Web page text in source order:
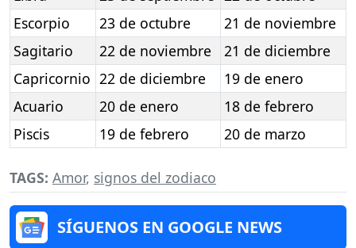
Escorpio
23 de octubre
21 de noviembre
Sagitario
22 de noviembre
21 de diciembre
Capricornio 22 de diciembre
19 de enero
Acuario
20 de enero
18 de febrero
Piscis
19 de febrero 20 de marzo
TAGS: Amor, signos del zodiaco
SÍGUENOS EN GOOGLE NEWS